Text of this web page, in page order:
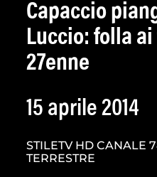
Capaccio
Luccio: folla
27enne
15 aprile 2014
STILETV HD CANALE
TERRESTRE